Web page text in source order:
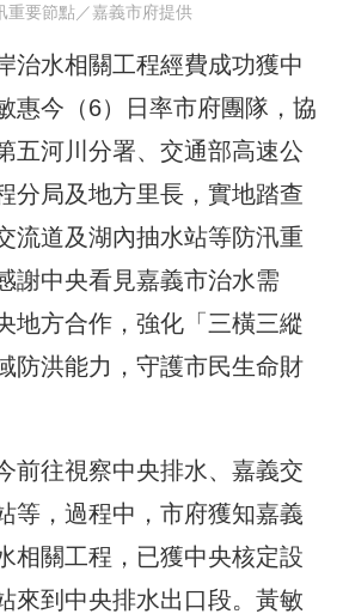
重要節點／嘉義市府提供
治水相關工程經費成功獲中
惠今（6）日率市府團隊，協
五河川分署、交通部高速公
分局及地方里長，實地踏查
流道及湖內抽水站等防汛重
謝中央看見嘉義市治水需
地方合作，強化「三橫三縱
防洪能力，守護市民生命財
前往視察中央排水、嘉義交
等，過程中，市府獲知嘉義
相關工程，已獲中央核定設
來到中央排水出口段。黃敏